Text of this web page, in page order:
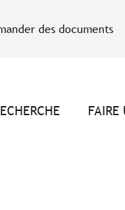
des documents
FAIRE